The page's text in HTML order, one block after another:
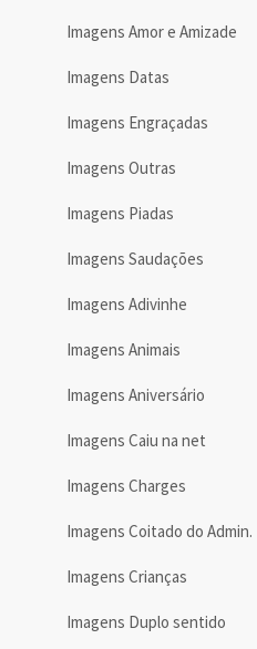
Imagens Amor e Amizade
Imagens Datas
Imagens Engraçadas
Imagens Outras
Imagens Piadas
Imagens Saudações
Imagens Adivinhe
Imagens Animais
Imagens Aniversário
Imagens Caiu na net
Imagens Charges
Imagens Coitado do Admin.
Imagens Crianças
Imagens Duplo sentido